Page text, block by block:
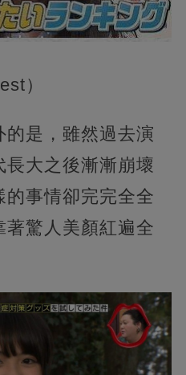
）
是，雖然過去演
大之後漸漸崩壞
事情卻完完全全
驚人美顏紅遍全